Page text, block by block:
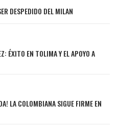
DESPEDIDO DEL MILAN
ÉXITO EN TOLIMA Y EL APOYO A
LA COLOMBIANA SIGUE FIRME EN